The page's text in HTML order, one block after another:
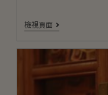
檢視頁面